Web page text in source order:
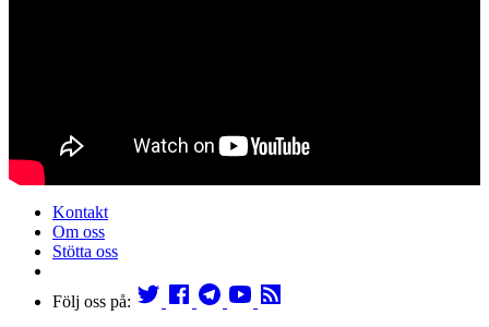
Kontakt
Om oss
Stötta oss
Följ oss på: